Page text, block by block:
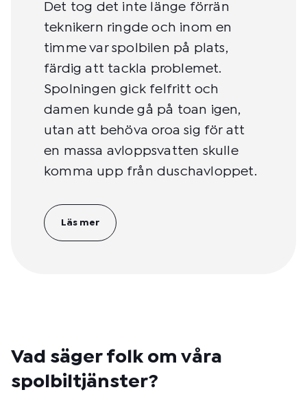
Det tog det inte länge förrän
teknikern ringde och inom en
timme var spolbilen på plats,
färdig att tackla problemet.
Spolningen gick felfritt och
damen kunde gå på toan igen,
utan att behöva oroa sig för att
en massa avloppsvatten skulle
komma upp från duschavloppet.
Läs mer
Vad säger folk om våra
spolbiltjänster?